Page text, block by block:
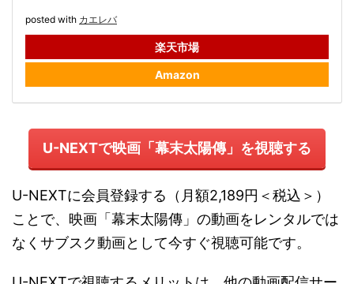
posted with カエレバ
楽天市場
Amazon
U-NEXTで映画「幕末太陽傳」を視聴する
U-NEXTに会員登録する（月額2,189円＜税込＞）
ことで、映画「幕末太陽傳」の動画をレンタルでは
なくサブスク動画として今すぐ視聴可能です。